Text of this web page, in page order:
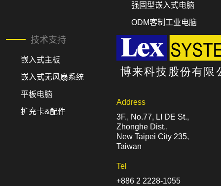
强固型嵌入式电脑
ODM客制工业电脑
技术支持
嵌入式主板
嵌入式无风扇系统
平板电脑
扩充卡&配件
Address
3F., No.77, LI DE St.,
Zhonghe Dist.,
New Taipei City 235,
Taiwan
Tel
+886 2 2228-1055